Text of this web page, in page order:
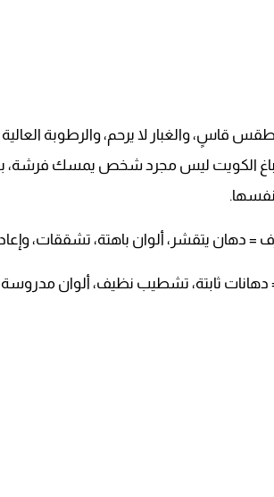
قاسٍ، والغبار لا يرحم، والرطوبة
الكويت ليس مجرد شخص يمسك فرشة، بل
نفسها.
= دهان يتقشر، ألوان باهتة، تشققات،
ثابتة، تشطيب نظيف، ألوان